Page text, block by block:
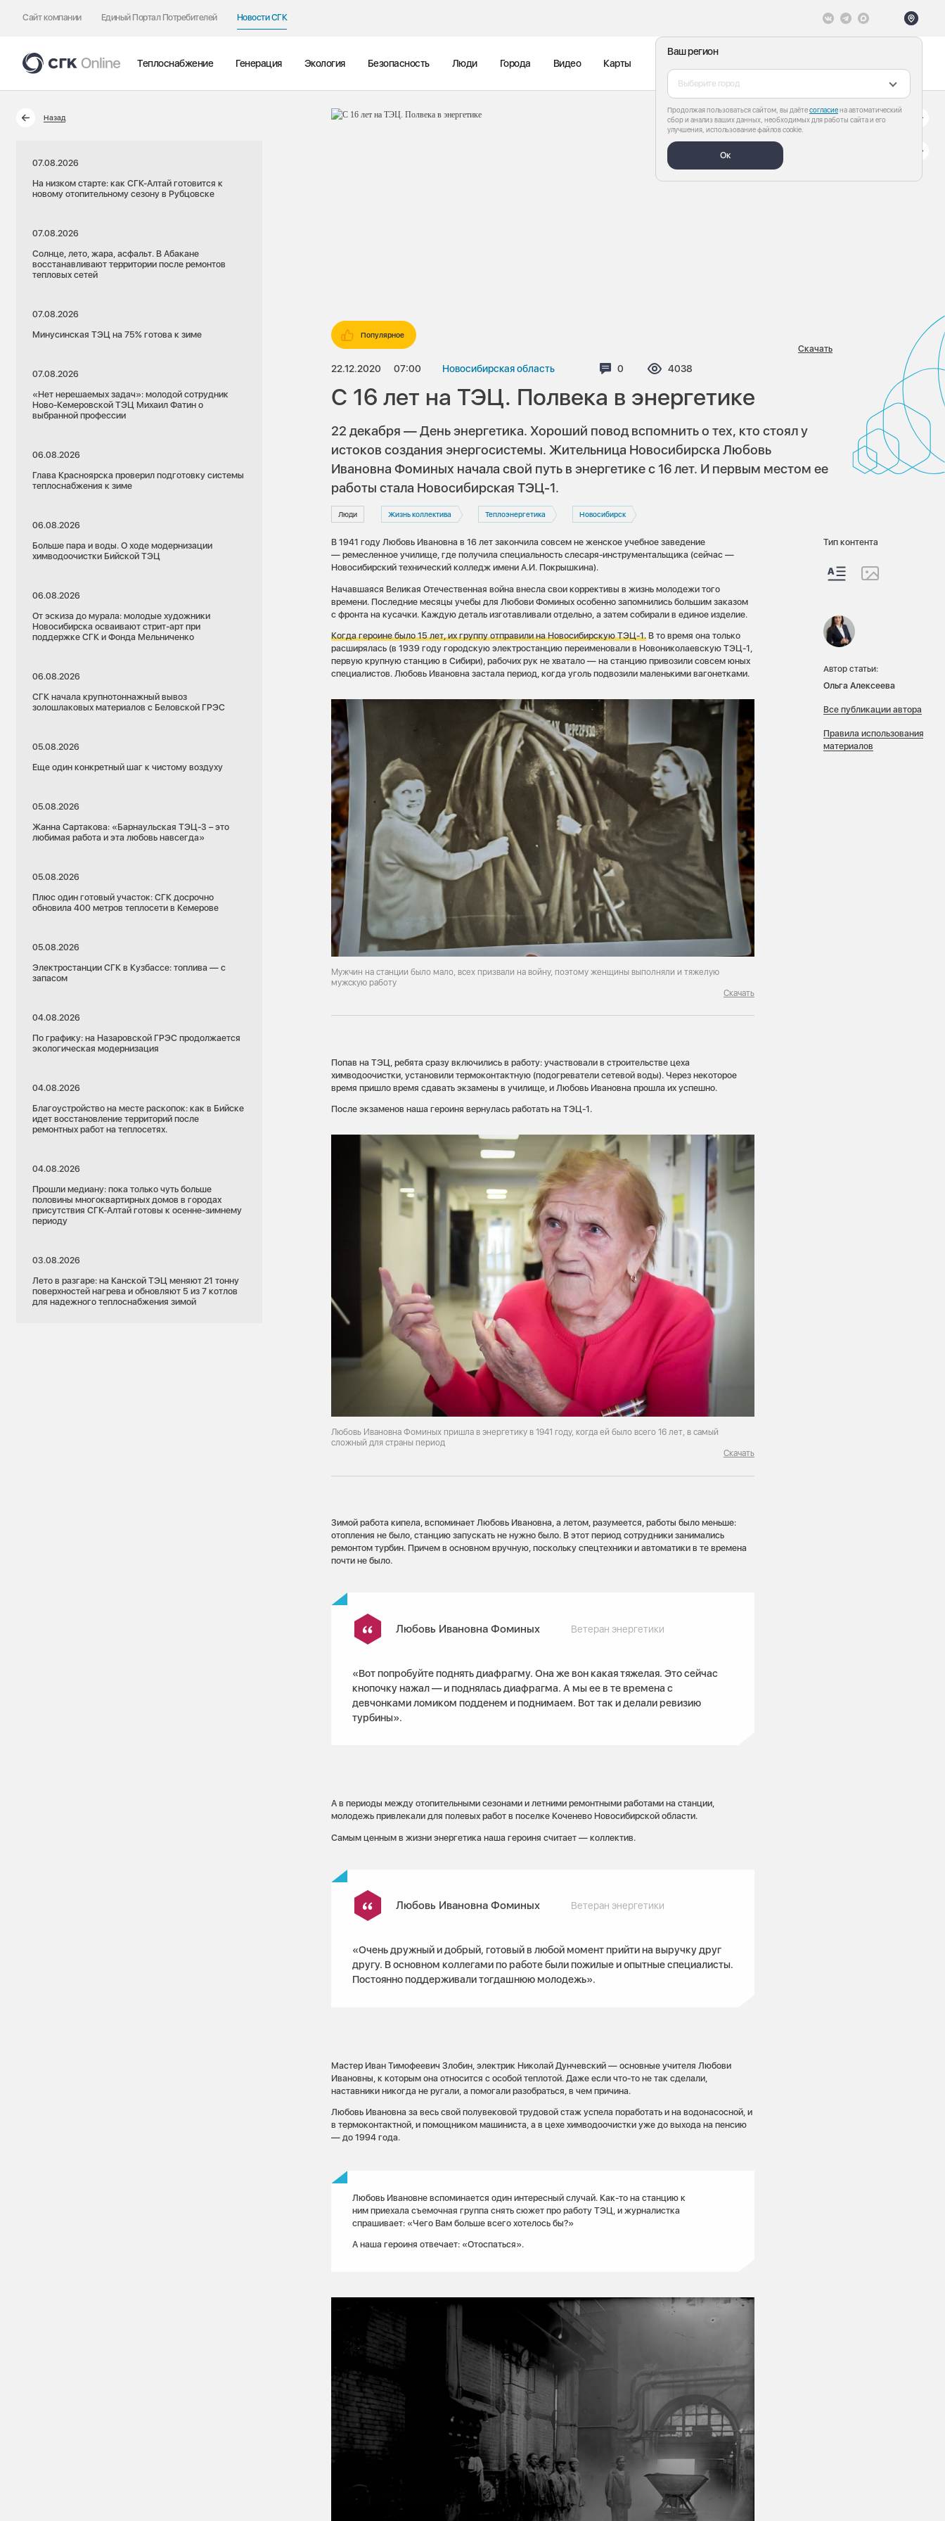
Сайт компании Единый Портал Потребителей Новости СГК
Ваш регион
Выберите город
Продолжая пользоваться сайтом, вы даётесогласиена автоматический
сбор и анализ ваших данных, необходимых для работы сайта и его
улучшения, использование файлов cookie.
Ок
Теплоснабжение Генерация Экология Безопасность Люди Города Видео Карты
Назад
07.08.2026
На низком старте: как СГК-Алтай готовится к
новому отопительному сезону в Рубцовске
07.08.2026
Солнце, лето, жара, асфальт. В Абакане
восстанавливают территории после ремонтов
тепловых сетей
07.08.2026
Минусинская ТЭЦ на 75% готова к зиме
07.08.2026
«Нет нерешаемых задач»: молодой сотрудник
Ново-Кемеровской ТЭЦ Михаил Фатин о
выбранной профессии
06.08.2026
Глава Красноярска проверил подготовку системы
теплоснабжения к зиме
06.08.2026
Больше пара и воды. О ходе модернизации
химводоочистки Бийской ТЭЦ
06.08.2026
От эскиза до мурала: молодые художники
Новосибирска осваивают стрит-арт при
поддержке СГК и Фонда Мельниченко
06.08.2026
СГК начала крупнотоннажный вывоз
золошлаковых материалов с Беловской ГРЭС
05.08.2026
Еще один конкретный шаг к чистому воздуху
05.08.2026
Жанна Сартакова: «Барнаульская ТЭЦ-3 – это
любимая работа и эта любовь навсегда»
05.08.2026
Плюс один готовый участок: СГК досрочно
обновила 400 метров теплосети в Кемерове
05.08.2026
Электростанции СГК в Кузбассе: топлива — с
запасом
04.08.2026
По графику: на Назаровской ГРЭС продолжается
экологическая модернизация
04.08.2026
Благоустройство на месте раскопок: как в Бийске
идет восстановление территорий после
ремонтных работ на теплосетях.
04.08.2026
Прошли медиану: пока только чуть больше
половины многоквартирных домов в городах
присутствия СГК-Алтай готовы к осенне-зимнему
периоду
03.08.2026
Лето в разгаре: на Канской ТЭЦ меняют 21 тонну
поверхностей нагрева и обновляют 5 из 7 котлов
для надежного теплоснабжения зимой
Популярное
22.12.2020 07:00 Новосибирская область Комментариев:
0 Просмотров:
4038
Скачать
С 16 лет на ТЭЦ. Полвека в энергетике
22 декабря — День энергетика. Хороший повод вспомнить о тех, кто стоял у
истоков создания энергосистемы. Жительница Новосибирска Любовь
Ивановна Фоминых начала свой путь в энергетике с 16 лет. И первым местом ее
работы стала Новосибирская ТЭЦ-1.
Люди Жизнь коллектива Теплоэнергетика Новосибирск
В 1941 году Любовь Ивановна в 16 лет закончила совсем не женское учебное заведение
— ремесленное училище, где получила специальность слесаря-инструментальщика (сейчас —
Новосибирский технический колледж имени А.И. Покрышкина).
Начавшаяся Великая Отечественная война внесла свои коррективы в жизнь молодежи того
времени. Последние месяцы учебы для Любови Фоминых особенно запомнились большим заказом
с фронта на кусачки. Каждую деталь изготавливали отдельно, а затем собирали в единое изделие.
Когда героине было 15 лет, их группу отправили на Новосибирскую ТЭЦ-1. В то время она только
расширялась (в 1939 году городскую электростанцию переименовали в Новониколаевскую ТЭЦ-1,
первую крупную станцию в Сибири), рабочих рук не хватало — на станцию привозили совсем юных
специалистов. Любовь Ивановна застала период, когда уголь подвозили маленькими вагонетками.
Мужчин на станции было мало, всех призвали на войну, поэтому женщины выполняли и тяжелую
мужскую работу
Скачать
Попав на ТЭЦ, ребята сразу включились в работу: участвовали в строительстве цеха
химводоочистки, установили термоконтактную (подогреватели сетевой воды). Через некоторое
время пришло время сдавать экзамены в училище, и Любовь Ивановна прошла их успешно.
После экзаменов наша героиня вернулась работать на ТЭЦ-1.
Любовь Ивановна Фоминых пришла в энергетику в 1941 году, когда ей было всего 16 лет, в самый
сложный для страны период
Скачать
Зимой работа кипела, вспоминает Любовь Ивановна, а летом, разумеется, работы было меньше:
отопления не было, станцию запускать не нужно было. В этот период сотрудники занимались
ремонтом турбин. Причем в основном вручную, поскольку спецтехники и автоматики в те времена
почти не было.
Любовь Ивановна Фоминых Ветеран энергетики
«Вот попробуйте поднять диафрагму. Она же вон какая тяжелая. Это сейчас
кнопочку нажал — и поднялась диафрагма. А мы ее в те времена с
девчонками ломиком подденем и поднимаем. Вот так и делали ревизию
турбины».
А в периоды между отопительными сезонами и летними ремонтными работами на станции,
молодежь привлекали для полевых работ в поселке Коченево Новосибирской области.
Самым ценным в жизни энергетика наша героиня считает — коллектив.
Любовь Ивановна Фоминых Ветеран энергетики
«Очень дружный и добрый, готовый в любой момент прийти на выручку друг
другу. В основном коллегами по работе были пожилые и опытные специалисты.
Постоянно поддерживали тогдашнюю молодежь».
Мастер Иван Тимофеевич Злобин, электрик Николай Дунчевский — основные учителя Любови
Ивановны, к которым она относится с особой теплотой. Даже если что-то не так сделали,
наставники никогда не ругали, а помогали разобраться, в чем причина.
Любовь Ивановна за весь свой полувековой трудовой стаж успела поработать и на водонасосной, и
в термоконтактной, и помощником машиниста, а в цехе химводоочистки уже до выхода на пенсию
— до 1994 года.
Любовь Ивановне вспоминается один интересный случай. Как-то на станцию к
ним приехала съемочная группа снять сюжет про работу ТЭЦ, и журналистка
спрашивает: «Чего Вам больше всего хотелось бы?»
А наша героиня отвечает: «Отоспаться».
Тип контента
Автор статьи:
Ольга Алексеева
Все публикации автора
Правила использования
материалов